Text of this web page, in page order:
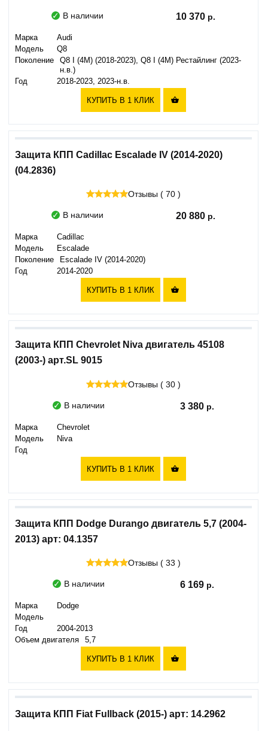
В наличии 10 370
Марка
Audi
Модель
Q8
Поколение
Q8 I (4M) (2018-2023), Q8 I (4M) Рестайлинг (2023-
н.в.)
Год
2018-2023, 2023-н.в.
КУПИТЬ В 1 КЛИК 
Защита КПП Cadillac Escalade IV (2014-2020)
(04.2836)
Отзывы ( 70 )
В наличии 20 880
Марка
Cadillac
Модель
Escalade
Поколение
Escalade IV (2014-2020)
Год
2014-2020
КУПИТЬ В 1 КЛИК 
Защита КПП Chevrolet Niva двигатель 45108
(2003-) арт.SL 9015
Отзывы ( 30 )
В наличии 3 380
Марка
Chevrolet
Модель
Niva
Год
КУПИТЬ В 1 КЛИК 
Защита КПП Dodge Durango двигатель 5,7 (2004-
2013) арт: 04.1357
Отзывы ( 33 )
В наличии 6 169
Марка
Dodge
Модель
Год
2004-2013
Объем двигателя
5,7
КУПИТЬ В 1 КЛИК 
Защита КПП Fiat Fullback (2015-) арт: 14.2962